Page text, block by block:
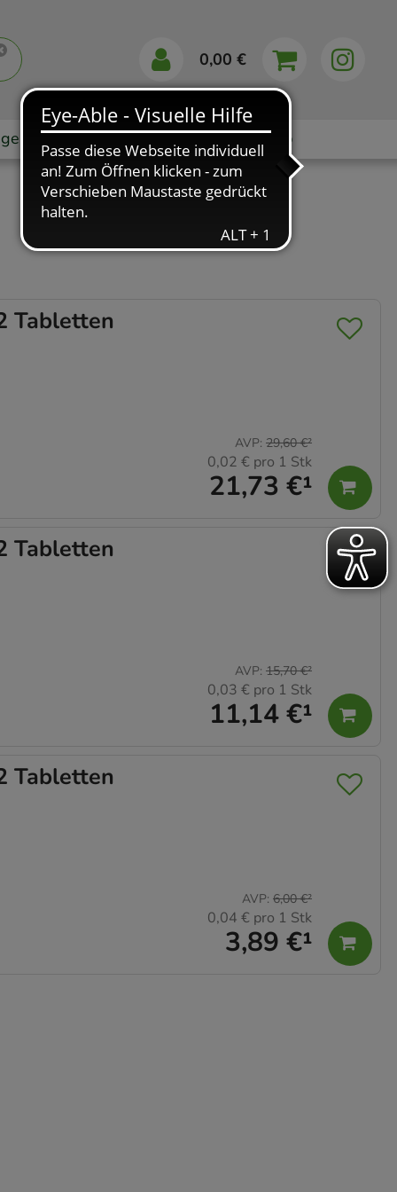
0,00 €
Markenshops Ratgeber App
Tabletten
21,73 €¹
AVP: 29,60 €²
0,02 € pro 1 Stk
Tabletten
11,14 €¹
AVP: 15,70 €²
0,03 € pro 1 Stk
Tabletten
3,89 €¹
AVP: 6,00 €²
0,04 € pro 1 Stk